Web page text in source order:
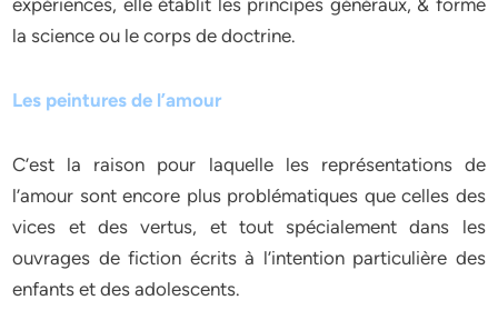
expériences, elle établit les principes généraux, & forme
la science ou le corps de doctrine.
Les peintures de l’amour
C’est la raison pour laquelle les représentations de
l’amour sont encore plus problématiques que celles des
vices et des vertus, et tout spécialement dans les
ouvrages de fiction écrits à l’intention particulière des
enfants et des adolescents.